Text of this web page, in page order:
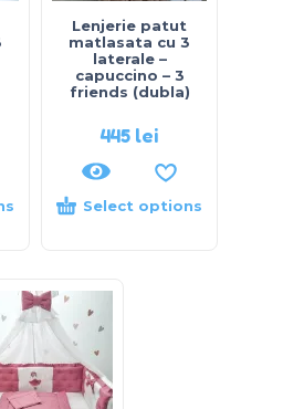
Lenjerie patut
matlasata cu 3
laterale –
capuccino – 3
friends (dubla)
445 lei
Select options